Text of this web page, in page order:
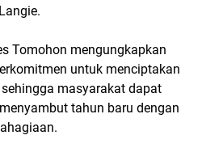
Tomohon mengungkapkan
untuk menciptakan
masyarakat dapat
tahun baru dengan